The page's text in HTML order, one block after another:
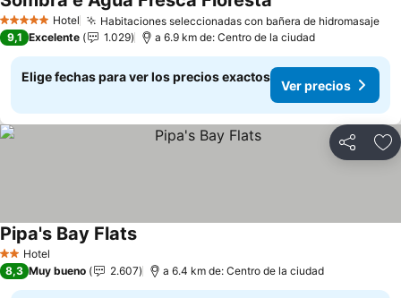
5 Estrellas Hotel Habitaciones seleccionadas con bañera de hidromasaje
9,1 Excelente 1.029 a 6.9 km de: Centro de la ciudad
Elige fechas para ver los precios exactos
Ver precios
Compartir
2 Estrellas
Hotel
Pipa's Bay Flats
8,3 Muy bueno 2.607 a 6.4 km de: Centro de la ciudad